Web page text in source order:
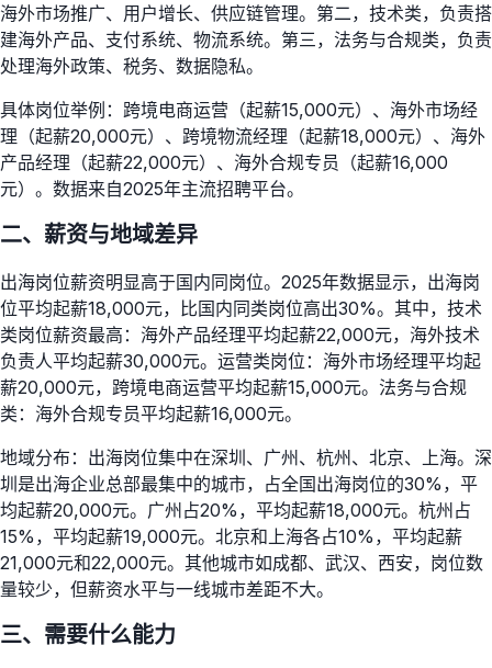
海外市场推广、用户增长、供应链管理。第二，技术类，负责搭
建海外产品、支付系统、物流系统。第三，法务与合规类，负责
处理海外政策、税务、数据隐私。
具体岗位举例：跨境电商运营（起薪15,000元）、海外市场经
理（起薪20,000元）、跨境物流经理（起薪18,000元）、海外
产品经理（起薪22,000元）、海外合规专员（起薪16,000
元）。数据来自2025年主流招聘平台。
二、薪资与地域差异
出海岗位薪资明显高于国内同岗位。2025年数据显示，出海岗
位平均起薪18,000元，比国内同类岗位高出30%。其中，技术
类岗位薪资最高：海外产品经理平均起薪22,000元，海外技术
负责人平均起薪30,000元。运营类岗位：海外市场经理平均起
薪20,000元，跨境电商运营平均起薪15,000元。法务与合规
类：海外合规专员平均起薪16,000元。
地域分布：出海岗位集中在深圳、广州、杭州、北京、上海。深
圳是出海企业总部最集中的城市，占全国出海岗位的30%，平
均起薪20,000元。广州占20%，平均起薪18,000元。杭州占
15%，平均起薪19,000元。北京和上海各占10%，平均起薪
21,000元和22,000元。其他城市如成都、武汉、西安，岗位数
量较少，但薪资水平与一线城市差距不大。
三、需要什么能力